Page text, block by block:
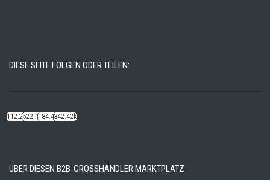
DIESE SEITE FOLGEN ODER TEILEN:
112.22k522.14k184.48k342.42k
ÜBER DIESEN B2B-GROSSHÄNDLER MARKTPLATZ